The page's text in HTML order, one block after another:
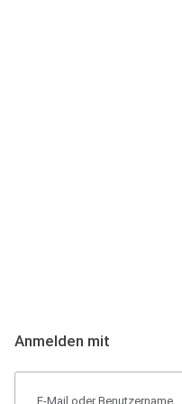
Anmelden mit